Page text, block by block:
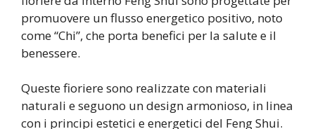
promuovere un flusso energetico positivo, noto
come “Chi”, che porta benefici per la salute e il
benessere.
Queste fioriere sono realizzate con materiali
naturali e seguono un design armonioso, in linea
con i principi estetici e energetici del Feng Shui.